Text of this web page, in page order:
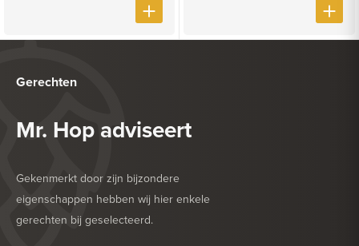
Gerechten
Mr. Hop adviseert
Gekenmerkt door zijn bijzondere
eigenschappen hebben wij hier enkele
gerechten bij geselecteerd.
HEERLIJK BIJ